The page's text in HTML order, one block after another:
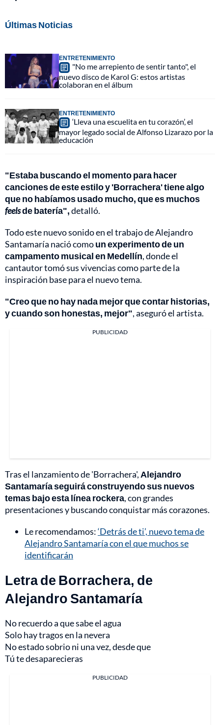
Últimas Noticias
ENTRETENIMIENTO
"No me arrepiento de sentir tanto", el
nuevo disco de Karol G: estos artistas
colaboran en el álbum
ENTRETENIMIENTO
‘Lleva una escuelita en tu corazón’, el
mayor legado social de Alfonso Lizarazo por la
educación
"Estaba buscando el momento para hacer
canciones de este estilo y 'Borrachera' tiene algo
que no habíamos usado mucho, que es muchos
feelsde batería",detalló.
Todo este nuevo sonido en el trabajo de Alejandro
Santamaría nació comoun experimento de un
campamento musical en Medellín, donde el
cantautor tomó sus vivencias como parte de la
inspiración base para el nuevo tema.
"Creo que no hay nada mejor que contar historias,
y cuando son honestas, mejor", aseguró el artista.
PUBLICIDAD
Tras el lanzamiento de 'Borrachera', Alejandro
Santamaría seguirá construyendo sus nuevos
temas bajo esta línea rockera, con grandes
presentaciones y buscando conquistar más corazones.
Le recomendamos:‘Detrás de ti’, nuevo tema de
Alejandro Santamaría con el que muchos se
identificarán
Letra de Borrachera, de
Alejandro Santamaría
No recuerdo a que sabe el agua
Solo hay tragos en la nevera
No estado sobrio ni una vez, desde que
Tú te desaparecieras
PUBLICIDAD